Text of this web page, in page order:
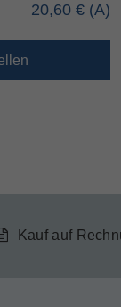
20,60 €
Kauf auf